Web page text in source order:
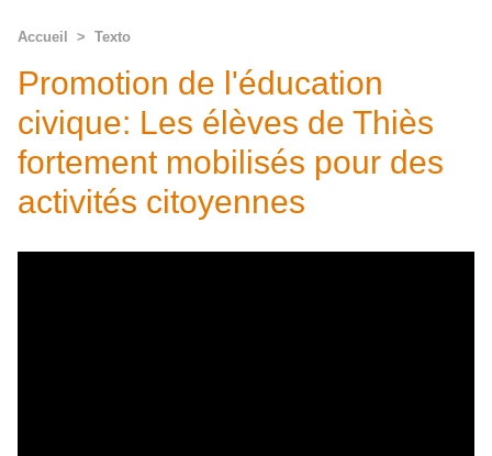
Accueil > Texto
Promotion de l'éducation
civique: Les élèves de Thiès
fortement mobilisés pour des
activités citoyennes